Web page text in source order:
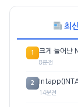
최
1 크게 늘어난
8분전
2
14분전